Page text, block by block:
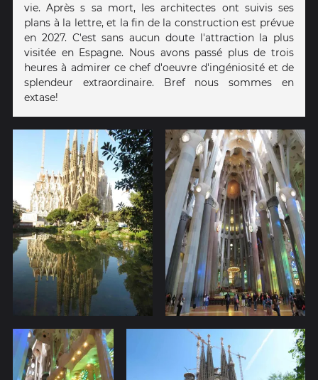
vie. Après s sa mort, les architectes ont suivis ses
plans à la lettre, et la fin de la construction est prévue
en 2027. C'est sans aucun doute l'attraction la plus
visitée en Espagne. Nous avons passé plus de trois
heures à admirer ce chef d'oeuvre d'ingéniosité et de
splendeur extraordinaire. Bref nous sommes en
extase!